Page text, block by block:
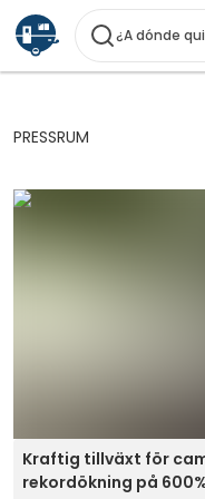
¿A dónde
PRESSRUM
Kraftig tillväxt för
rekordökning på